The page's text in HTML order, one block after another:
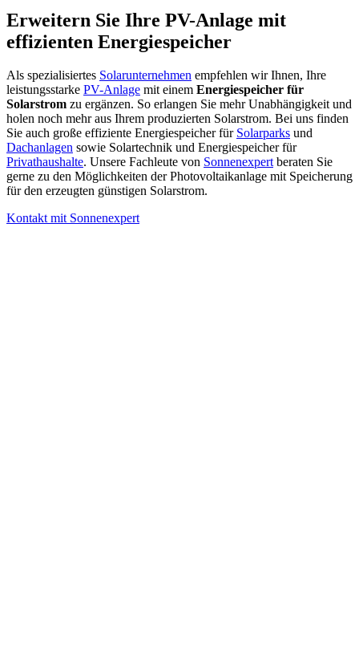
Erweitern Sie Ihre PV-Anlage mit
effizienten Energiespeicher
Als spezialisiertes Solarunternehmen empfehlen wir Ihnen, Ihre
leistungsstarke PV-Anlage mit einem Energiespeicher für
Solarstrom zu ergänzen. So erlangen Sie mehr Unabhängigkeit und
holen noch mehr aus Ihrem produzierten Solarstrom. Bei uns finden
Sie auch große effiziente Energiespeicher für Solarparks und
Dachanlagen sowie Solartechnik und Energiespeicher für
Privathaushalte. Unsere Fachleute von Sonnenexpertberaten Sie
gerne zu den Möglichkeiten der Photovoltaikanlage mit Speicherung
für den erzeugten günstigen Solarstrom.
Kontakt mit Sonnenexpert